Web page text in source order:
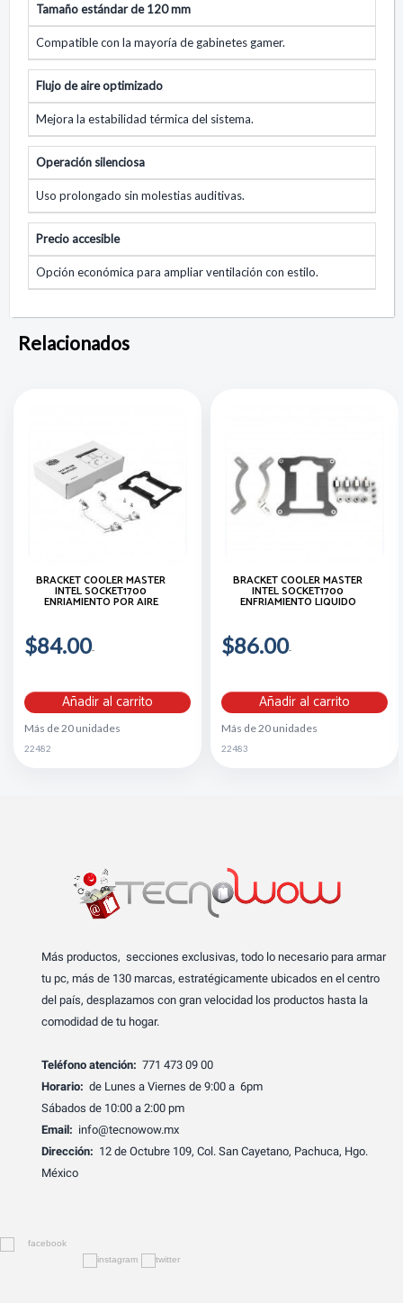
Tamaño estándar de 120 mm
Compatible con la mayoría de gabinetes gamer.
Flujo de aire optimizado
Mejora la estabilidad térmica del sistema.
Operación silenciosa
Uso prolongado sin molestias auditivas.
Precio accesible
Opción económica para ampliar ventilación con estilo.
Relacionados
BRACKET COOLER MASTER
INTEL SOCKET1700
ENRIAMIENTO POR AIRE
$84.00
Añadir al carrito
Más de 20 unidades
22482
BRACKET COOLER MASTER
INTEL SOCKET1700
ENFRIAMIENTO LIQUIDO
$86.00
Añadir al carrito
Más de 20 unidades
22483
Más productos, secciones exclusivas, todo lo necesario para armar
tu pc, más de 130 marcas, estratégicamente ubicados en el centro
del país, desplazamos con gran velocidad los productos hasta la
comodidad de tu hogar.
Teléfono atención: 771 473 09 00
Horario: de Lunes a Viernes de 9:00 a 6pm
Sábados de 10:00 a 2:00 pm
Email: info@tecnowow.mx
Dirección: 12 de Octubre 109, Col. San Cayetano, Pachuca, Hgo.
México